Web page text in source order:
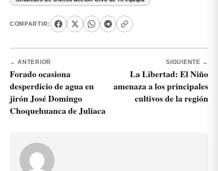
COMPARTIR:
← ANTERIOR
Forado ocasiona
desperdicio de agua en
jirón José Domingo
Choquehuanca de Juliaca
SIGUIENTE →
La Libertad: El Niño
amenaza a los principales
cultivos de la región